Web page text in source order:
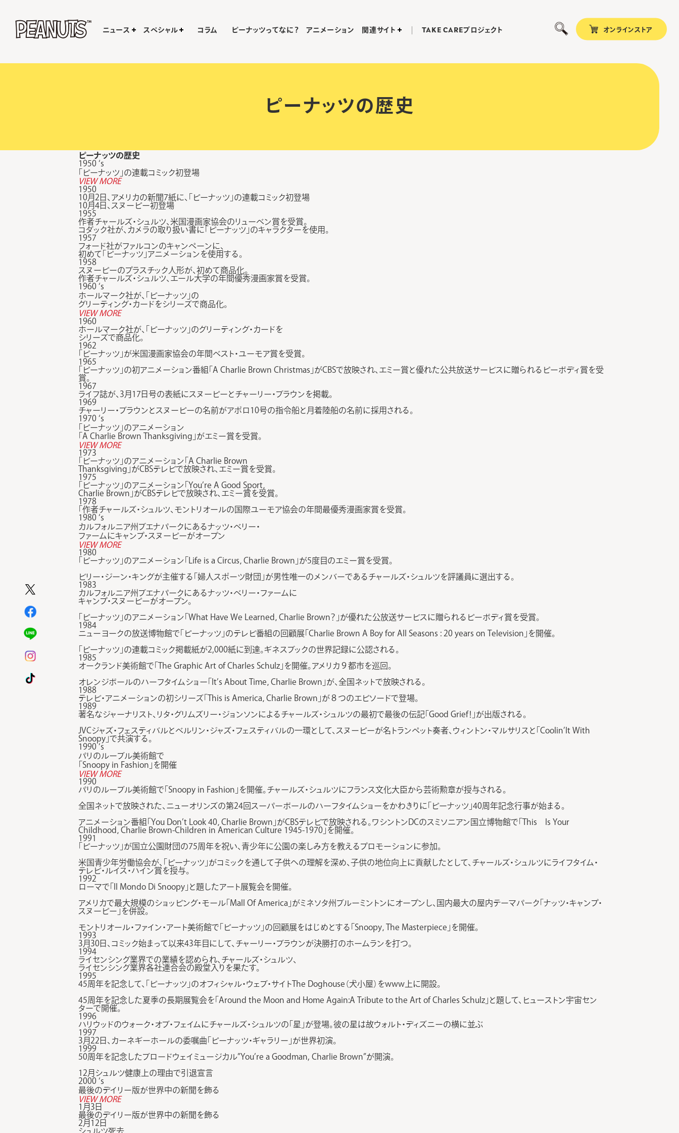
オンラインストア
ニュース スペシャル コラム ピーナッツってなに？ アニメーション 関連サイト TAKE CAREプロジェクト
ピーナッツの歴史
ピーナッツの歴史
1950 ‘s
「ピーナッツ」の連載コミック初登場
VIEW MORE
1950
10月2日、アメリカの新聞7紙に、「ピーナッツ」の連載コミック初登場
10月4日、スヌーピー初登場
1955
作者チャールズ・シュルツ、米国漫画家協会のリューベン賞を受賞。
コダック社が、カメラの取り扱い書に「ピーナッツ」のキャラクターを使用。
1957
フォード社がファルコンのキャンペーンに、
初めて「ピーナッツ」アニメーションを使用する。
1958
スヌーピーのプラスチック人形が、初めて商品化。
作者チャールズ・シュルツ、エール大学の年間優秀漫画家賞を受賞。
1960 ‘s
ホールマーク社が、「ピーナッツ」の
グリーティング・カードをシリーズで商品化。
VIEW MORE
1960
ホールマーク社が、「ピーナッツ」のグリーティング・カードを
シリーズで商品化。
1962
「ピーナッツ」が米国漫画家協会の年間ベスト・ユーモア賞を受賞。
1965
「ピーナッツ」の初アニメーション番組「A Charlie Brown Christmas」がCBSで放映され、エミー賞と優れた公共放送サービスに贈られるピーボディ賞を受
賞。
1967
ライフ誌が、3月17日号の表紙にスヌーピーとチャーリー・ブラウンを掲載。
1969
チャーリー・ブラウンとスヌーピーの名前がアポロ10号の指令船と月着陸船の名前に採用される。
1970 ‘s
「ピーナッツ」のアニメーション
「A Charlie Brown Thanksgiving」がエミー賞を受賞。
VIEW MORE
1973
「ピーナッツ」のアニメーション「A Charlie Brown
Thanksgiving」がCBSテレビで放映され、エミー賞を受賞。
1975
「ピーナッツ」のアニメーション「You’re A Good Sport，
Charlie Brown」がCBSテレビで放映され、エミー賞を受賞。
1978
「作者チャールズ・シュルツ、モントリオールの国際ユーモア協会の年間最優秀漫画家賞を受賞。
1980 ‘s
カルフォルニア州ブエナパークにあるナッツ・ベリー・
ファームにキャンプ・スヌーピーがオープン
VIEW MORE
1980
「ピーナッツ」のアニメーション「Life is a Circus，Charlie Brown」が5度目のエミー賞を受賞。
ビリー・ジーン・キングが主催する「婦人スポーツ財団」が男性唯一のメンバーであるチャールズ・シュルツを評議員に選出する。
1983
カルフォルニア州ブエナパークにあるナッツ・ベリー・ファームに
キャンプ・スヌーピーがオープン。
「ピーナッツ」のアニメーション「What Have We Learned，Charlie Brown？」が優れた公放送サービスに贈られるピーボディ賞を受賞。
1984
ニューヨークの放送博物館で「ピーナッツ」のテレビ番組の回顧展「Charlie Brown A Boy for All Seasons : 20 years on Television」を開催。
「ピーナッツ」の連載コミック掲載紙が2,000紙に到達。ギネスブックの世界記録に公認される。
1985
オークランド美術館で「The Graphic Art of Charles Schulz」を開催。アメリカ９都市を巡回。
オレンジボールのハーフタイムショー「It’s About Time，Charlie Brown」が、全国ネットで放映される。
1988
テレビ・アニメーションの初シリーズ「This is America，Charlie Brown」が８つのエピソードで登場。
1989
著名なジャーナリスト、リタ・グリムズリー・ジョンソンによるチャールズ・シュルツの最初で最後の伝記「Good Grief！」が出版される。
JVCジャズ・フェスティバルとベルリン・ジャズ・フェスティバルの一環として、スヌーピーが名トランペット奏者、ウィントン・マルサリスと「Coolin’It With
Snoopy」で共演する。
1990 ‘s
パリのルーブル美術館で
「Snoopy in Fashion」を開催
VIEW MORE
1990
パリのルーブル美術館で「Snoopy in Fashion」を開催。チャールズ・シュルツにフランス文化大臣から芸術勲章が授与される。
全国ネットで放映された、ニューオリンズの第24回スーパーボールのハーフタイムショーをかわきりに「ピーナッツ」40周年記念行事が始まる。
アニメーション番組「You Don’t Look 40，Charlie Brown」がCBSテレビで放映される。ワシントンDCのスミソニアン国立博物館で「This Is Your
Childhood，Charlie Brown-Children in American Culture 1945-1970」を開催。
1991
「ピーナッツ」が国立公園財団の75周年を祝い、青少年に公園の楽しみ方を教えるプロモーションに参加。
米国青少年労働協会が、「ピーナッツ」がコミックを通して子供への理解を深め、子供の地位向上に貢献したとして、チャールズ・シュルツにライフタイム・
テレビ・ルイス・ハイン賞を授与。
1992
ローマで「ll Mondo Di Snoopy」と題したアート展覧会を開催。
アメリカで最大規模のショッピング・モール「Mall Of America」がミネソタ州ブルーミントンにオープンし、国内最大の屋内テーマパーク「ナッツ・キャンプ・
スヌーピー」を併設。
モントリオール・ファイン・アート美術館で「ピーナッツ」の回顧展をはじめとする「Snoopy，The Masterpiece」を開催。
1993
3月30日、コミック始まって以来43年目にして、チャーリー・ブラウンが決勝打のホームランを打つ。
1994
ライセンシング業界での業績を認められ、チャールズ・シュルツ、
ライセンシング業界各社連合会の殿堂入りを果たす。
1995
45周年を記念して、「ピーナッツ」のオフィシャル・ウェブ・サイトThe Doghouse（犬小屋）をwww上に開設。
45周年を記念した夏季の長期展覧会を「Around the Moon and Home Again:A Tribute to the Art of Charles Schulz」と題して、ヒューストン宇宙セン
ターで開催。
1996
ハリウッドのウォーク・オブ・フェイムにチャールズ・シュルツの「星」が登場。彼の星は故ウォルト・ディズニーの横に並ぶ
1997
3月22日、カーネギーホールの委嘱曲「ピーナッツ・ギャラリー」が世界初演。
1999
50周年を記念したブロードウェイミュージカル”You’re a Goodman, Charlie Brown”が開演。
12月シュルツ健康上の理由で引退宣言
2000 ‘s
最後のデイリー版が世界中の新聞を飾る
VIEW MORE
1月3日
最後のデイリー版が世界中の新聞を飾る
2月12日
シュルツ死去